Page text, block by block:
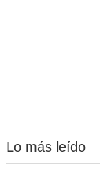
Lo más leído